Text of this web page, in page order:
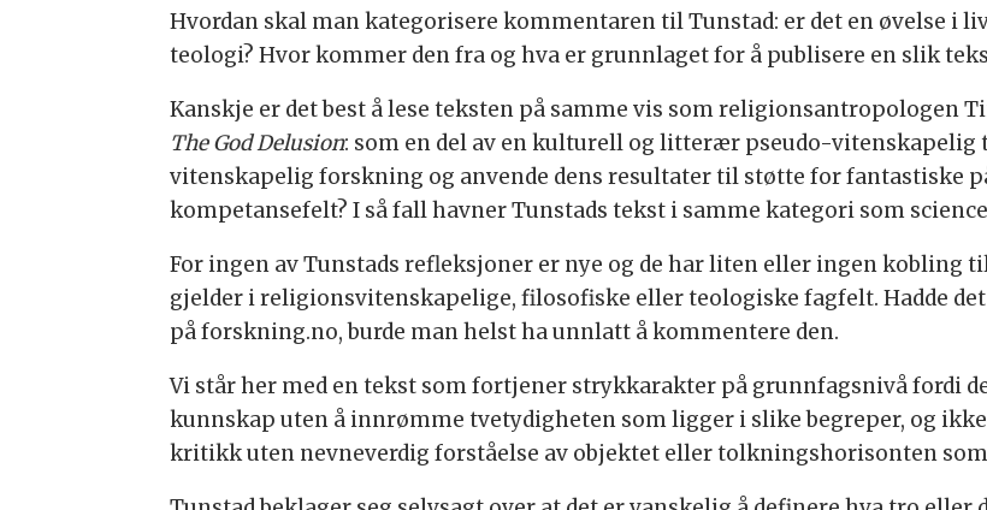
Hvordan skal man kategorisere kommentaren til Tunstad: er det en øvelse i
teologi? Hvor kommer den fra og hva er grunnlaget for å publisere en slik
Kanskje er det best å lese teksten på samme vis som religionsantropologen
The God Delusion: som en del av en kulturell og litterær pseudo-vitenskapelig
vitenskapelig forskning og anvende dens resultater til støtte for fantastiske
kompetansefelt? I så fall havner Tunstads tekst i samme kategori som
For ingen av Tunstads refleksjoner er nye og de har liten eller ingen kobling
gjelder i religionsvitenskapelige, filosofiske eller teologiske fagfelt. Hadde
på forskning.no, burde man helst ha unnlatt å kommentere den.
Vi står her med en tekst som fortjener strykkarakter på grunnfagsnivå fordi
kunnskap uten å innrømme tvetydigheten som ligger i slike begreper, og
kritikk uten nevneverdig forståelse av objektet eller tolkningshorisonten